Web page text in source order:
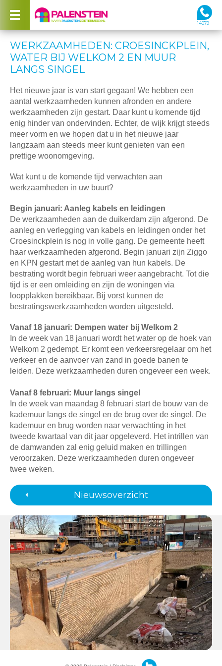
14079
WERKZAAMHEDEN: CROESINCKPLEIN,
WATER BIJ WELKOM 2 EN MUUR
LANGS SINGEL
Het nieuwe jaar is van start gegaan! We hebben een
aantal werkzaamheden kunnen afronden en andere
werkzaamheden zijn gestart. Daar kunt u komende tijd
enig hinder van ondervinden. Echter, de wijk krijgt steeds
meer vorm en we hopen dat u in het nieuwe jaar
langzaam aan steeds meer kunt genieten van een
prettige woonomgeving.
Wat kunt u de komende tijd verwachten aan
werkzaamheden in uw buurt?
Begin januari: Aanleg kabels en leidingen
De werkzaamheden aan de duikerdam zijn afgerond. De
aanleg en verlegging van kabels en leidingen onder het
Croesinckplein is nog in volle gang. De gemeente heeft
haar werkzaamheden afgerond. Begin januari zijn Ziggo
en KPN gestart met de aanleg van hun kabels. De
bestrating wordt begin februari weer aangebracht. Tot die
tijd is er een omleiding en zijn de woningen via
loopplakken bereikbaar. Bij vorst kunnen de
bestratingswerkzaamheden worden uitgesteld.
Vanaf 18 januari: Dempen water bij Welkom 2
In de week van 18 januari wordt het water op de hoek van
Welkom 2 gedempt. Er komt een verkeersregelaar om het
verkeer en de aanvoer van zand in goede banen te
leiden. Deze werkzaamheden duren ongeveer een week.
Vanaf 8 februari: Muur langs singel
In de week van maandag 8 februari start de bouw van de
kademuur langs de singel en de brug over de singel. De
kademuur en brug worden naar verwachting in het
tweede kwartaal van dit jaar opgeleverd. Het intrillen van
de damwanden zal enig geluid maken en trillingen
veroorzaken. Deze werkzaamheden duren ongeveer
twee weken.
Nieuwsoverzicht